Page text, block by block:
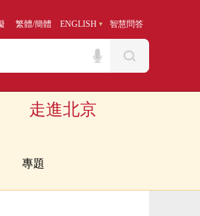
繁體/簡體 ENGLISH 智慧問答
走進北京
專題